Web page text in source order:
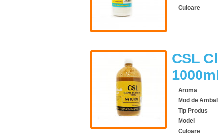
Culoare
CSL
Aroma
Mod de
Tip Produs
Model
Culoare